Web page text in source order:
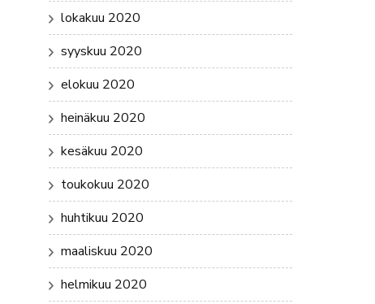
lokakuu 2020
syyskuu 2020
elokuu 2020
heinäkuu 2020
kesäkuu 2020
toukokuu 2020
huhtikuu 2020
maaliskuu 2020
helmikuu 2020